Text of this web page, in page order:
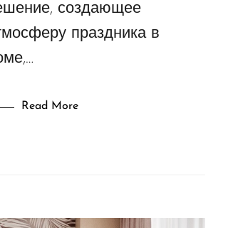
создающее
праздника в
Read More